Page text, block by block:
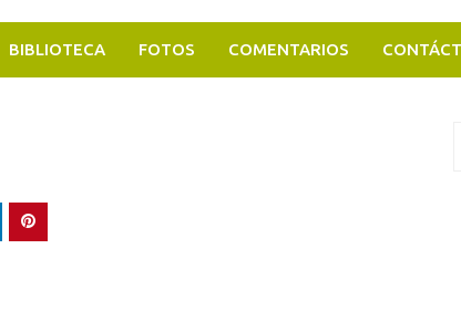
BIBLIOTECA FOTOS COMENTARIOS